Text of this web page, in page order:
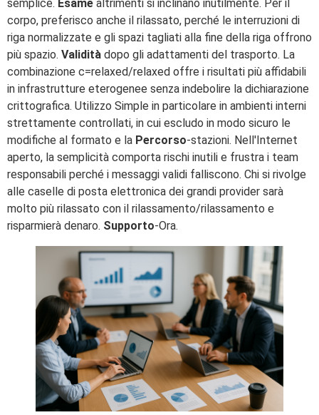
semplice. Esame altrimenti si inclinano inutilmente. Per il
corpo, preferisco anche il rilassato, perché le interruzioni di
riga normalizzate e gli spazi tagliati alla fine della riga offrono
più spazio. Validità dopo gli adattamenti del trasporto. La
combinazione c=relaxed/relaxed offre i risultati più affidabili
in infrastrutture eterogenee senza indebolire la dichiarazione
crittografica. Utilizzo Simple in particolare in ambienti interni
strettamente controllati, in cui escludo in modo sicuro le
modifiche al formato e la Percorso-stazioni. Nell'Internet
aperto, la semplicità comporta rischi inutili e frustra i team
responsabili perché i messaggi validi falliscono. Chi si rivolge
alle caselle di posta elettronica dei grandi provider sarà
molto più rilassato con il rilassamento/rilassamento e
risparmierà denaro. Supporto-Ora.